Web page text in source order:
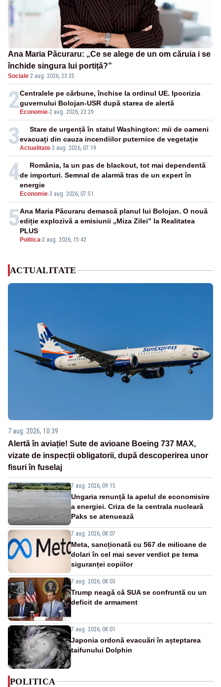
Ana Maria Păcuraru: „Ce se alege de un om căruia i se
închide singura lui portiță?”
Sociale·2 aug. 2026, 23:25
2 Economie-2 aug. 2026, 23:29
Centralele pe cărbune, închise la ordinul UE. Ipocrizia
guvernului Bolojan-USR după starea de alertă
3Actualitate-3 aug. 2026, 07:19
Stare de urgență în statul Washington: mii de oameni
evacuați din cauza incendiilor puternice de vegetație
4
Economie-3 aug. 2026, 07:51
România, la un pas de blackout, tot mai dependentă
de importuri. Semnal de alarmă tras de un expert în
energie
5
Politica-2 aug. 2026, 15:42
Ana Maria Păcuraru demască planul lui Bolojan. O nouă
ediție explozivă a emisiunii „Miza Zilei” la Realitatea
PLUS
ACTUALITATE
7 aug. 2026, 10:39
Alertă în aviație! Sute de avioane Boeing 737 MAX,
vizate de inspecții obligatorii, după descoperirea unor
fisuri în fuselaj
7 aug. 2026, 09:15
Ungaria renunță la apelul de economisire
a energiei. Criza de la centrala nucleară
Paks se atenuează
7 aug. 2026, 08:07
Meta, sancționată cu 567 de milioane de
dolari în cel mai sever verdict pe tema
siguranței copiilor
7 aug. 2026, 08:03
Trump neagă că SUA se confruntă cu un
deficit de armament
7 aug. 2026, 08:01
Japonia ordonă evacuări în așteptarea
taifunului Dolphin
POLITICA